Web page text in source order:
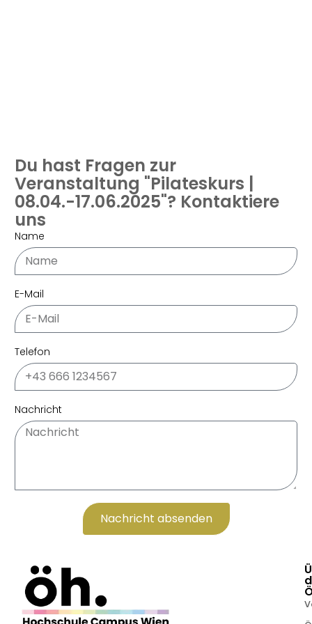
Du hast Fragen zur
Veranstaltung "Pilateskurs |
08.04.-17.06.2025"? Kontaktiere
uns
Name
E-Mail
Telefon
Nachricht
Nachricht absenden